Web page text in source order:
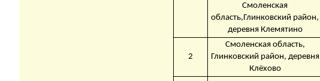
Смоленская
область,Глинковский район,
деревня Клемятино
2
Смоленская область,
Глинковский район, деревня
Клёхово